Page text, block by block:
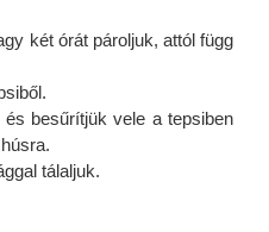
két órát pároljuk, attól függ
besűrítjük vele a tepsiben
tálaljuk.